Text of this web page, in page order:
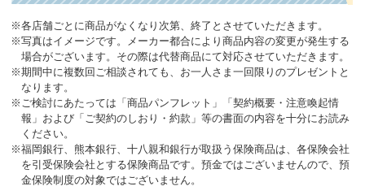
※各店舗ごとに商品がなくなり次第、終了とさせていただきます。
※写真はイメージです。メーカー都合により商品内容の変更が発生する
場合がございます。その際は代替商品にて対応させていただきます。
※期間中に複数回ご相談されても、お一人さま一回限りのプレゼントと
なります。
※ご検討にあたっては「商品パンフレット」「契約概要・注意喚起情
報」および「ご契約のしおり・約款」等の書面の内容を十分にお読み
ください。
※福岡銀行、熊本銀行、十八親和銀行が取扱う保険商品は、各保険会社
を引受保険会社とする保険商品です。預金ではございませんので、預
金保険制度の対象ではございません。